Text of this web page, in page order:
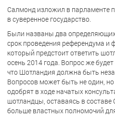
Салмонд изложил в парламенте
в суверенное государство.
Были названы два
срок проведения референдума и
который предстоит ответить
осень 2014 года. Вопрос же
что Шотландия должна быть
Вопросов может быть не один, но
одобрят в ходе начатых
шотландцы, оставаясь в составе
больше властных полномочий